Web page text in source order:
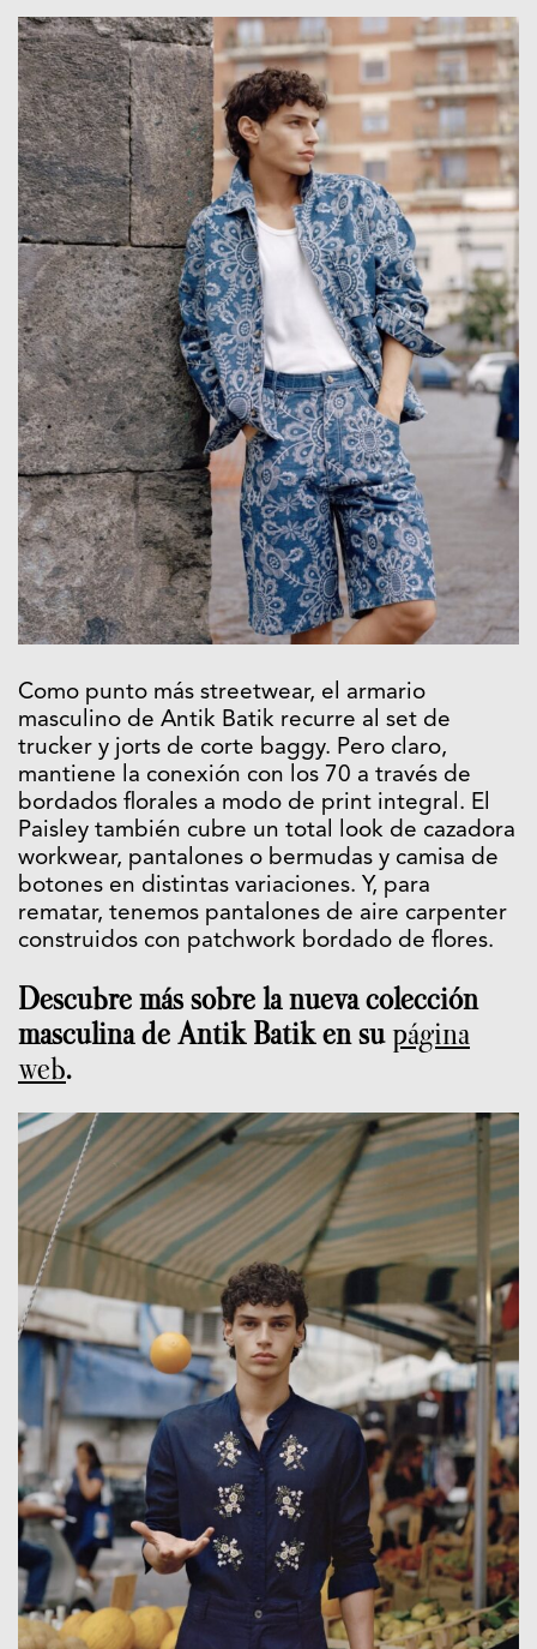
Como punto más streetwear, el armario
masculino de Antik Batik recurre al set de
trucker y jorts de corte baggy. Pero claro,
mantiene la conexión con los 70 a través de
bordados florales a modo de print integral. El
Paisley también cubre un total look de cazadora
workwear, pantalones o bermudas y camisa de
botones en distintas variaciones. Y, para
rematar, tenemos pantalones de aire carpenter
construidos con patchwork bordado de flores.
Descubre más sobre la nueva colección
masculina de Antik Batik en supágina
web.